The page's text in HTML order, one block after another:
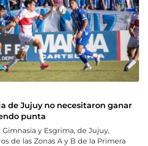
de Jujuy no necesitaron ganar
punta
y Esgrima, de Jujuy,
de las Zonas A y B de la Primera